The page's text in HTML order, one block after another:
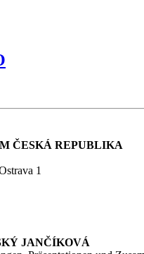
ČESKÁ REPUBLIKA
1
JANČÍKOVÁ